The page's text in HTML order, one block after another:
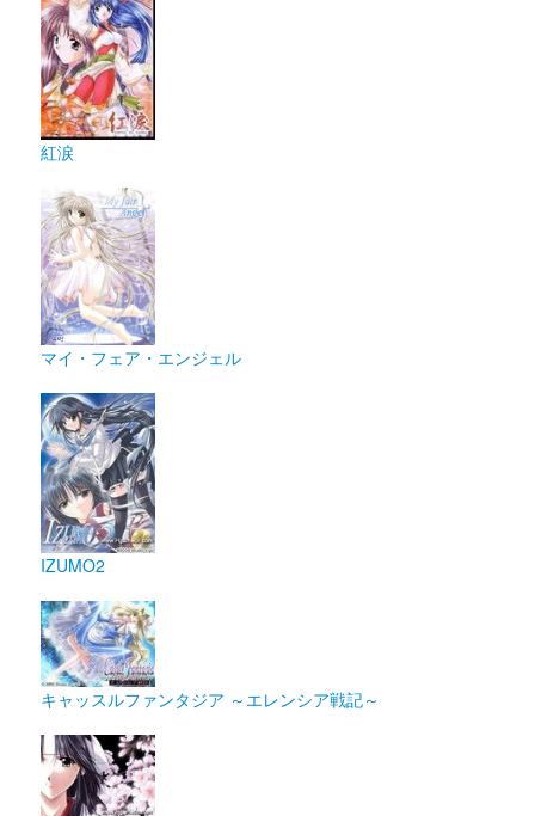
紅涙
マイ・フェア・エンジェル
IZUMO2
キャッスルファンタジア ～エレンシア戦記～